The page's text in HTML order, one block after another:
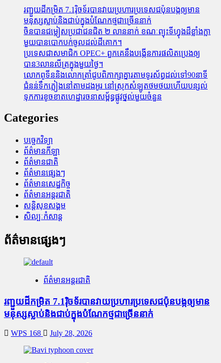
រញ្ជួយដីកម្រិត​ 7.1រ៉ិចទ័របានវាយប្រហារប្រទេសជប៉ុនបង្កឲ្យមាន
មនុស្សស្លាប់​និង​ជាប់ក្នុងបំណែកថ្មជាច្រើននាក់
ចិនបានជម្លៀសប្រជាជនជិត ២ លាននាក់ ខណៈព្យុះទីហ្វុងដ៏ខ្លាំងក្លា
មួយបានបោកបក់ចូលដល់ដីគោក។
ប្រទេសជាសមាជិក OPEC+​ ពួកគេនឹងបង្កើនការផលិតប្រេងឲ្យ
បាន3លានលីត្រក្នុងមួយថ្ងៃ។
លោកពូទីននិងលោកត្រាំជូបពិភាក្សាគ្នារតាមទូរស័ព្ធដល់ទៅ90នាទី
ជំនន់​ទឹកភ្លៀង​នៅ​តាម​ដងអូរ​ នៅ​ស្រុក​សំឡូត​ថមថយ​ហើយ​បន្សល់​
ទុក​ការ​ខូចខាត​ហេដ្ឋារចនាសម្ព័ន្ធ​ផ្លូវថ្នល់​មួយ​ចំនួន
Categories
បច្ចេកវិទ្យា
ព័ត៌មានកីឡា
ព័ត៌មានជាតិ
ព័ត៌មានផ្សេងៗ
ព័ត៌មានសេដ្ឋកិច្ច
ព័ត៌មានអន្តរជាតិ
សន្តិសុខសង្គម
សិល្បៈកំសាន្ត
ព័ត៌មានផ្សេងៗ
ព័ត៌មានអន្តរជាតិ
រញ្ជួយដីកម្រិត​ 7.1រ៉ិចទ័របានវាយប្រហារប្រទេសជប៉ុនបង្កឲ្យមាន
មនុស្សស្លាប់​និង​ជាប់ក្នុងបំណែកថ្មជាច្រើននាក់
WPS 168 July 28, 2026